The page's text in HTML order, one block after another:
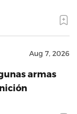
Aug 7, 2026
armas